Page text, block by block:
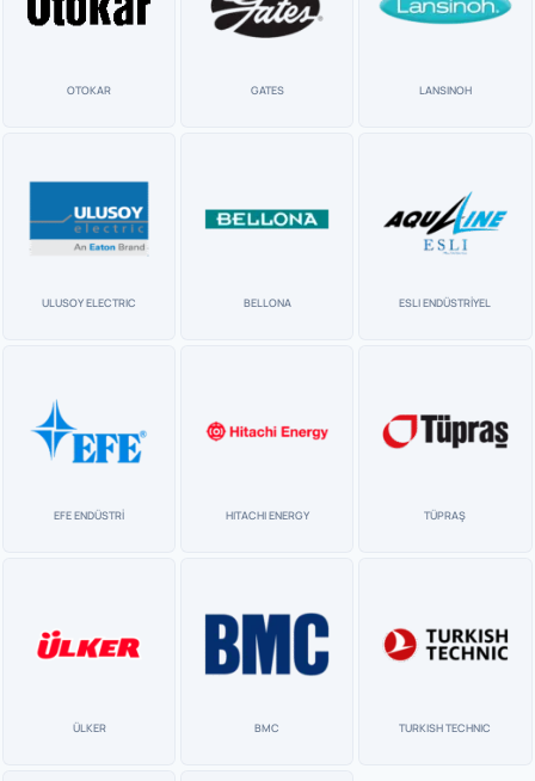
OTOKAR GATES LANSINOH
ULUSOY ELECTRIC BELLONA ESLI ENDÜSTRİYEL
EFE ENDÜSTRİ HITACHI ENERGY TÜPRAŞ
ÜLKER BMC TURKISH TECHNIC